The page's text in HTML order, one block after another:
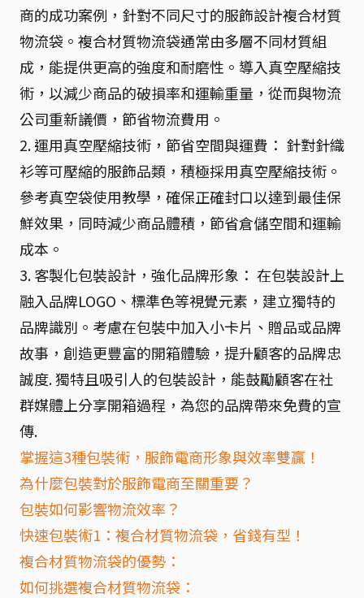
商的成功案例，針對不同尺寸的服飾設計複合材質
物流袋。複合材質物流袋通常由多層不同材質組
成，能提供更高的強度和耐磨性。導入真空壓縮技
術，以減少商品的破損率和運輸重量，從而與物流
公司重新議價，節省物流費用。
2. 運用真空壓縮技術，節省空間與運費： 針對針織
衫等可壓縮的服飾品類，積極採用真空壓縮技術。
參考真空袋使用教學，確保正確封口以達到最佳保
鮮效果，同時減少商品體積，節省倉儲空間和運輸
成本。
3. 客製化包裝設計，強化品牌形象： 在包裝設計上
融入品牌LOGO、標準色等視覺元素，建立獨特的
品牌識別。考慮在包裝中加入小卡片、贈品或品牌
故事，創造更豐富的開箱體驗，提升顧客的品牌忠
誠度. 獨特且吸引人的包裝設計，能鼓勵顧客在社
群媒體上分享開箱過程，為您的品牌帶來免費的宣
傳.
掌握這3種包裝術，服飾電商形象與效率雙贏！
為什麼包裝對於服飾電商至關重要？
包裝如何影響物流效率？
快速包裝術1：複合材質物流袋，省錢有型！
複合材質物流袋的優勢：
如何挑選複合材質物流袋：